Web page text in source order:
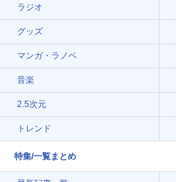
ラジオ
グッズ
マンガ・ラノベ
音楽
2.5次元
トレンド
特集/一覧まとめ